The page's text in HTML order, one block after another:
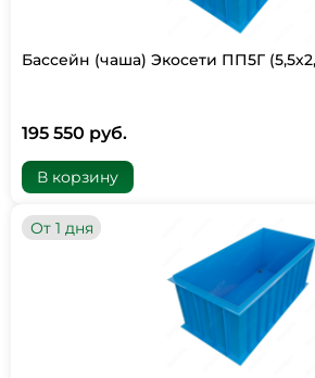
Бассейн (чаша) Экосети ПП5Г
195 550 руб.
В корзину
От 1 дня